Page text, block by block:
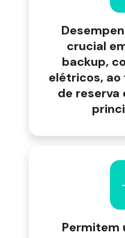
crucial
backup,
elétricos, ao
de reserva
Permitem